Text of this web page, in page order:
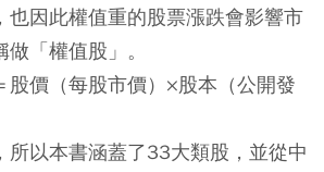
也因此權值重的股票漲跌會影響市
「權值股」。
股價（每股市價）×股本（公開發
所以本書涵蓋了33大類股，並從中